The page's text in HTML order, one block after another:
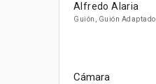
Alfredo Alaria
Guión, Guión Adaptado
Cámara